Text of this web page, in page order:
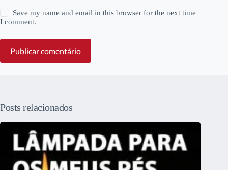
Save my name and email in this browser for the next time
I comment.
Publicar comentário
Posts relacionados